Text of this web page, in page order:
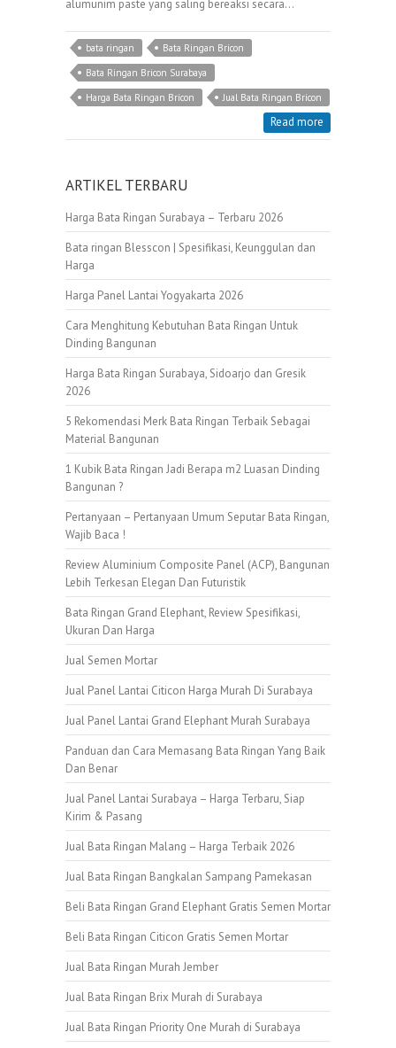
alumunim paste yang saling bereaksi secara…
bata ringan
Bata Ringan Bricon
Bata Ringan Bricon Surabaya
Harga Bata Ringan Bricon
Jual Bata Ringan Bricon
Read more
ARTIKEL TERBARU
Harga Bata Ringan Surabaya – Terbaru 2026
Bata ringan Blesscon | Spesifikasi, Keunggulan dan
Harga
Harga Panel Lantai Yogyakarta 2026
Cara Menghitung Kebutuhan Bata Ringan Untuk
Dinding Bangunan
Harga Bata Ringan Surabaya, Sidoarjo dan Gresik
2026
5 Rekomendasi Merk Bata Ringan Terbaik Sebagai
Material Bangunan
1 Kubik Bata Ringan Jadi Berapa m2 Luasan Dinding
Bangunan ?
Pertanyaan – Pertanyaan Umum Seputar Bata Ringan,
Wajib Baca !
Review Aluminium Composite Panel (ACP), Bangunan
Lebih Terkesan Elegan Dan Futuristik
Bata Ringan Grand Elephant, Review Spesifikasi,
Ukuran Dan Harga
Jual Semen Mortar
Jual Panel Lantai Citicon Harga Murah Di Surabaya
Jual Panel Lantai Grand Elephant Murah Surabaya
Panduan dan Cara Memasang Bata Ringan Yang Baik
Dan Benar
Jual Panel Lantai Surabaya – Harga Terbaru, Siap
Kirim & Pasang
Jual Bata Ringan Malang – Harga Terbaik 2026
Jual Bata Ringan Bangkalan Sampang Pamekasan
Beli Bata Ringan Grand Elephant Gratis Semen Mortar
Beli Bata Ringan Citicon Gratis Semen Mortar
Jual Bata Ringan Murah Jember
Jual Bata Ringan Brix Murah di Surabaya
Jual Bata Ringan Priority One Murah di Surabaya